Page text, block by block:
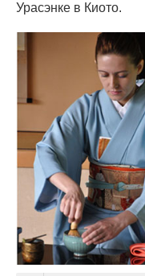
Урасэнке в Киото.